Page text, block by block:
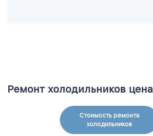
Ремонт холодильников цена
Стоимость ремонта
холодильников